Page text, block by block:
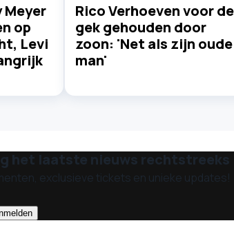
Meyer
op
Levi
Rico Verhoeven voor de
gek gehouden door
zoon: 'Net als zijn oude
man'
het laatste nieuws rechtstreeks
exclusieve tickets en unieke updates!